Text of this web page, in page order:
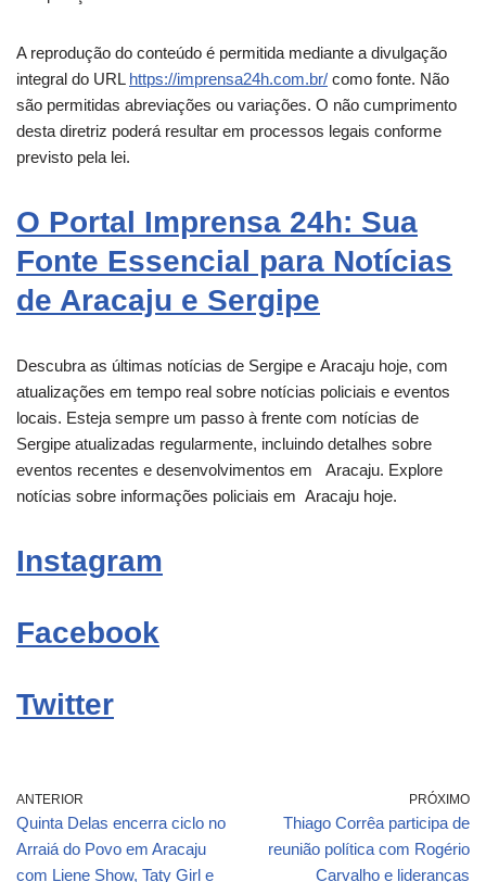
A reprodução do conteúdo é permitida mediante a divulgação
integral do URL https://imprensa24h.com.br/ como fonte. Não
são permitidas abreviações ou variações. O não cumprimento
desta diretriz poderá resultar em processos legais conforme
previsto pela lei.
O Portal Imprensa 24h: Sua
Fonte Essencial para Notícias
de Aracaju e Sergipe
Descubra as últimas notícias de Sergipe e Aracaju hoje, com
atualizações em tempo real sobre notícias policiais e eventos
locais. Esteja sempre um passo à frente com notícias de
Sergipe atualizadas regularmente, incluindo detalhes sobre
eventos recentes e desenvolvimentos em Aracaju. Explore
notícias sobre informações policiais em Aracaju hoje.
Instagram
Facebook
Twitter
ANTERIOR
Quinta Delas encerra ciclo no
Arraiá do Povo em Aracaju
com Liene Show, Taty Girl e
PRÓXIMO
Thiago Corrêa participa de
reunião política com Rogério
Carvalho e lideranças